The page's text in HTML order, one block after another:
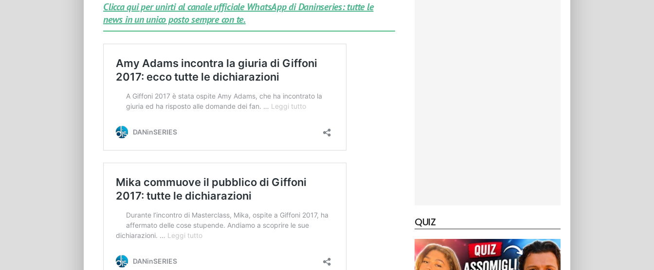
Clicca qui per unirti al canale ufficiale WhatsApp di Daninseries: tutte le
news in un unico posto sempre con te.
QUIZ